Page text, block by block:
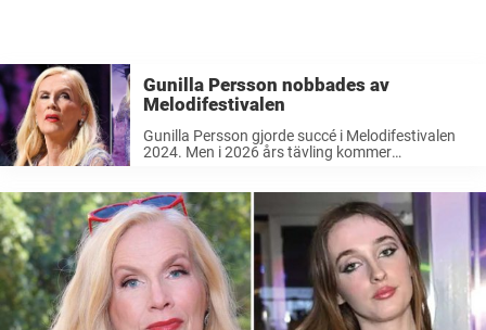
Gunilla Persson nobbades av
Melodifestivalen
Gunilla Persson gjorde succé i Melodifestivalen
2024. Men i 2026 års tävling kommer
2024 fick hon hela Sverige ...